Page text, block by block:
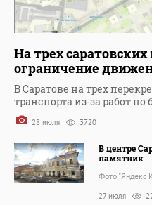
На трех
ограничение
В Саратове на трех
транспорта из-за работ по
28 июля 3720
В центре
памятник
Фото "Яндекс
27 июля